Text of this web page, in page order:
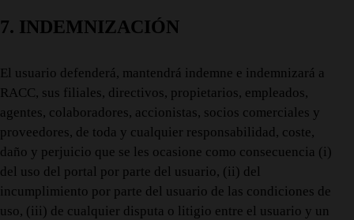
7. INDEMNIZACIÓN
El usuario defenderá, mantendrá indemne e indemnizará a
RACC, sus filiales, directivos, propietarios, empleados,
agentes, colaboradores, accionistas, socios comerciales y
proveedores, de toda y cualquier responsabilidad, coste,
daño y perjuicio que se les ocasione como consecuencia (i)
del uso del portal por parte del usuario, (ii) del
incumplimiento por parte del usuario de las condiciones de
uso, (iii) de cualquier disputa o litigio entre el usuario y un